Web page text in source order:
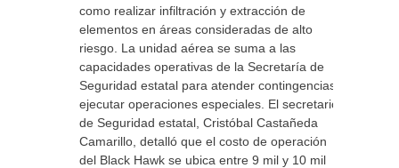
como realizar infiltración y extracción de
elementos en áreas consideradas de alto
riesgo. La unidad aérea se suma a las
capacidades operativas de la Secretaría de
Seguridad estatal para atender contingencias y
ejecutar operaciones especiales. El secretario
de Seguridad estatal, Cristóbal Castañeda
Camarillo, detalló que el costo de operación
del Black Hawk se ubica entre 9 mil y 10 mil